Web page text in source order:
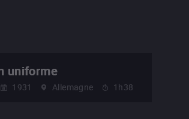
uniforme
1931 Allemagne 1h38